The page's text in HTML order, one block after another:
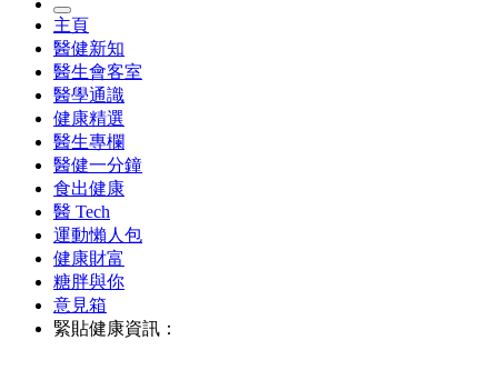
主頁
醫健新知
醫生會客室
醫學通識
健康精選
醫生專欄
醫健一分鐘
食出健康
醫 Tech
運動懶人包
健康財富
糖胖與你
意見箱
緊貼健康資訊：